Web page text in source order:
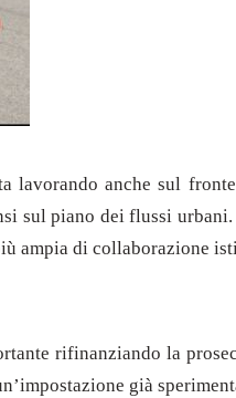
lavorando anche sul
piano dei flussi
ampia di collaborazione
rifinanziando la
già